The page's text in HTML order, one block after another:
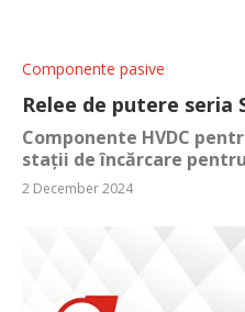
Componente pasive
Relee de putere seria
Componente HVDC
stații de încărcare
2 December 2024